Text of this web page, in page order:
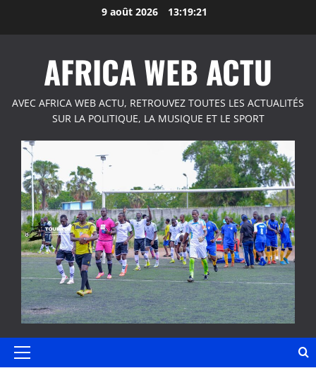
9 août 2026 13:19:21
AFRICA WEB ACTU
AVEC AFRICA WEB ACTU, RETROUVEZ TOUTES LES ACTUALITÉS
SUR LA POLITIQUE, LA MUSIQUE ET LE SPORT
Menu